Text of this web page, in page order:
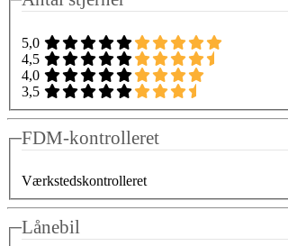
5,0
4,5
4,0
3,5
FDM-kontrolleret
Værkstedskontrolleret
Lånebil